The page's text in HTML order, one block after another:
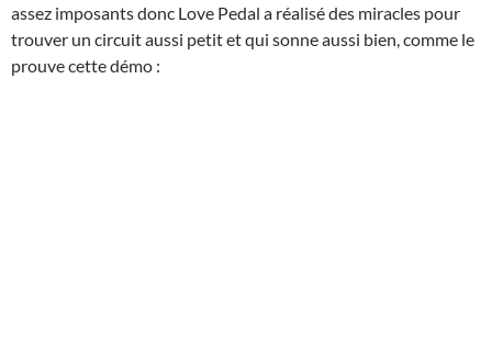
assez imposants donc Love Pedal a réalisé des miracles pour
trouver un circuit aussi petit et qui sonne aussi bien, comme le
prouve cette démo :